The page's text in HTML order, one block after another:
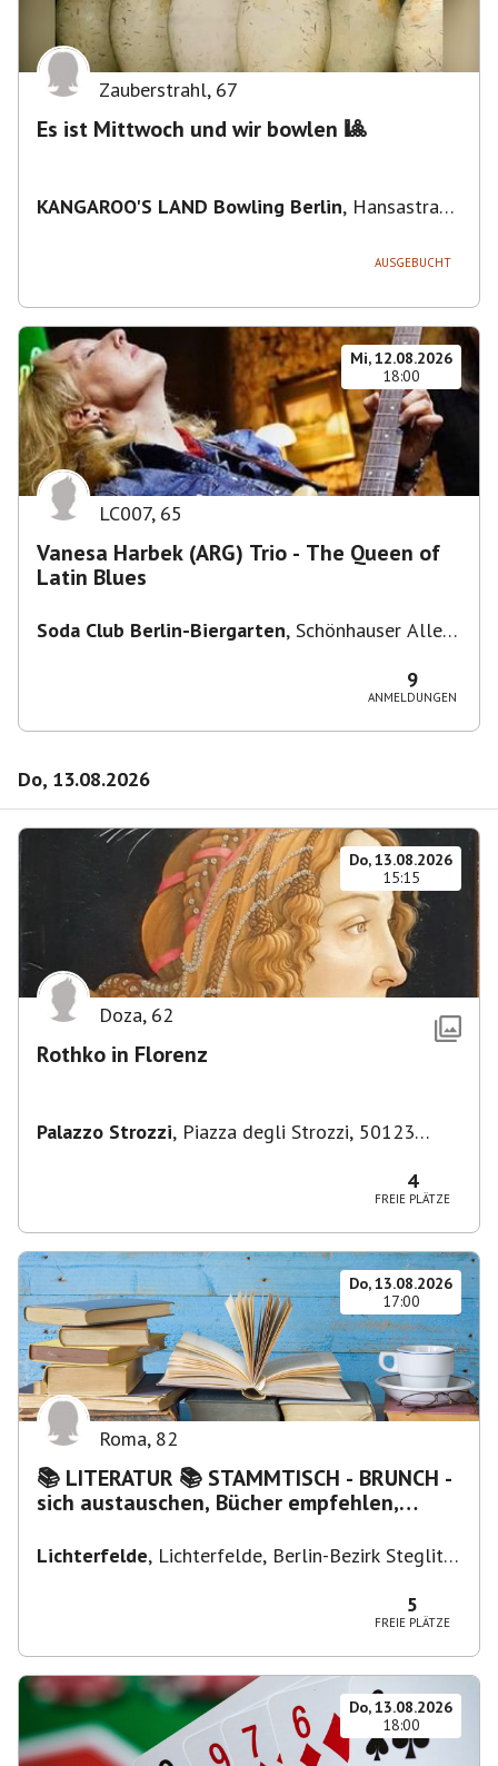
Zauberstrahl, 67
Es ist Mittwoch und wir bowlen 🎱
KANGAROO'S LAND Bowling Berlin, Hansastraße
AUSGEBUCHT
Mi, 12.08.2026
18:00
LC007, 65
Vanesa Harbek (ARG) Trio - The Queen of
Latin Blues
Soda Club Berlin-Biergarten, Schönhauser Allee
9
ANMELDUNGEN
Do, 13.08.2026
Do, 13.08.2026
15:15
Doza, 62
Rothko in Florenz
Palazzo Strozzi, Piazza degli Strozzi, 50123
4
FREIE PLÄTZE
Do, 13.08.2026
17:00
Roma, 82
📚 LITERATUR 📚 STAMMTISCH - BRUNCH -
sich austauschen, Bücher empfehlen,
Lichterfelde, Lichterfelde, Berlin-Bezirk Steglitz-
5
FREIE PLÄTZE
Do, 13.08.2026
18:00